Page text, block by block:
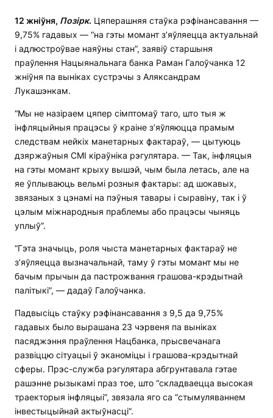
12 жніўня, Позірк. Цяперашняя стаўка рэфінансавання —
9,75% гадавых — “на гэты момант з’яўляецца актуальнай
і адлюстроўвае наяўны стан”, заявіў старшыня
праўлення Нацыянальнага банка Раман Галоўчанка 12
жніўня па выніках сустрэчы з Аляксандрам
Лукашэнкам.
“Мы не назіраем цяпер сімптомаў таго, што тыя ж
інфляцыйныя працэсы ў краіне з’яўляюцца прамым
следствам нейкіх манетарных фактараў, — цытуюць
дзяржаўныя СМІ кіраўніка рэгулятара. — Так, інфляцыя
на гэты момант крыху вышэй, чым была летась, але на
яе ўплываюць вельмі розныя фактары: ад шокавых,
звязаных з цэнамі на пэўныя тавары і сыравіну, так і ў
цэлым міжнародныя праблемы або працэсы чыняць
уплыў”.
“Гэта значыць, роля чыста манетарных фактараў не
з’яўляецца вызначальнай, таму ў гэты момант мы не
бачым прычын да пастрожвання грашова-крэдытнай
палітыкі”, — дадаў Галоўчанка.
Падвысіць стаўку рэфінансавання з 9,5 да 9,75%
гадавых было вырашана 23 чэрвеня па выніках
пасяджэння праўлення Нацбанка, прысвечанага
развіццю сітуацыі ў эканоміцы і грашова-крэдытнай
сферы. Прэс-служба рэгулятара абгрунтавала гэтае
рашэнне рызыкамі праз тое, што “складваецца высокая
траекторыя інфляцыі”, звязала яго са “стымуляваннем
інвестыцыйнай актыўнасці”.